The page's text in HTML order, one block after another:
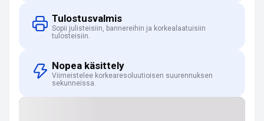
Tulostusvalmis
Sopii julisteisiin, bannereihin ja korkealaatuisiin
tulosteisiin.
Nopea käsittely
Viimeistelee korkearesoluutioisen suurennuksen
sekunneissa.